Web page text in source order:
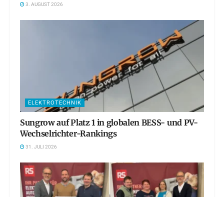
3. AUGUST 2026
ELEKTROTECHNIK
Sungrow auf Platz 1 in globalen BESS- und PV-
Wechselrichter-Rankings
31. JULI 2026